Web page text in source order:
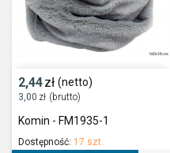
2,44zł (netto)
3,00 zł (brutto)
Komin - FM1935-1
Dostępność: 17 szt.